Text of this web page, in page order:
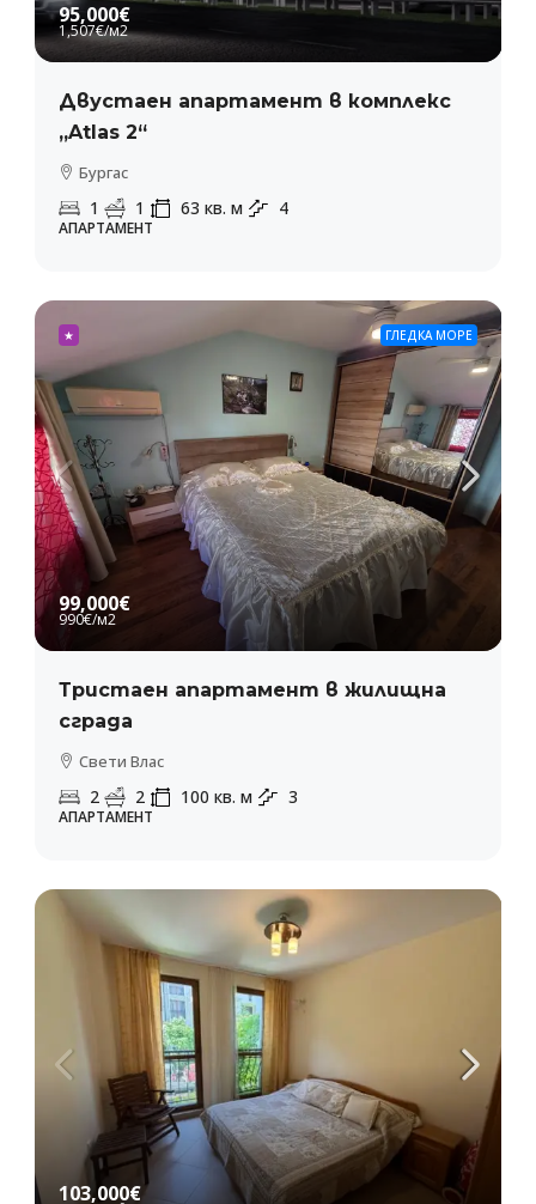
95,000€
1,507€/м2
Двустаен апартамент в комплекс
„Atlas 2“
Бургас
1 1 63 кв. м 4
АПАРТАМЕНТ
★ ГЛЕДКА МОРЕ
99,000€
990€/м2
Тристаен апартамент в жилищна
сграда
Свети Влас
2 2 100 кв. м 3
АПАРТАМЕНТ
103,000€